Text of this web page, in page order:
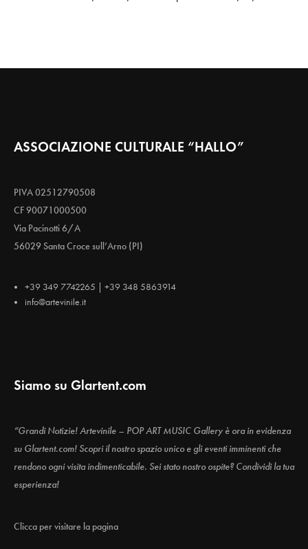
ASSOCIAZIONE CULTURALE “HALLO”
PIVA 02512790508
CF 90071000500
Via Pacinotti 6/A
56029 Santa Croce sull’Arno (PI)
+39 349 7742265 | +39 348 5863914
info@artevinile.it
Siamo su Glartent.com
“Grandi Notizie! Artevinile – POP ART MUSIC Gallery è ora in evidenza
su Glartent.com! Scopri il nostro spazio unico e gli eventi imminenti che
rendono ogni visita indimenticabile. Sei stato nostro ospite? Condividi la tua
esperienza!
Clicca per visitare la pagina